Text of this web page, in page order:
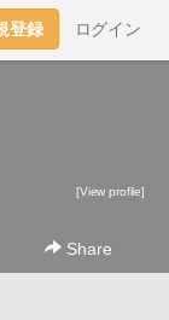
登録 ログイン
[View profile]
Share